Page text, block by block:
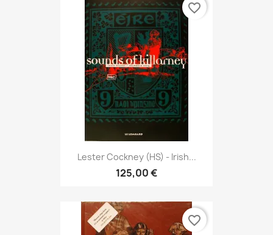
Lester Cockney (HS) - Irish...
125,00 €
favorite_border
favorite_border